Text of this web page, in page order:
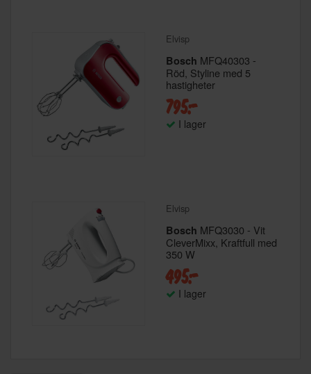
Elvisp
Bosch MFQ40303 -
Röd, Styline med 5
hastigheter
795:-
I lager
Elvisp
Bosch MFQ3030 - Vit
CleverMixx, Kraftfull med
350 W
495:-
I lager